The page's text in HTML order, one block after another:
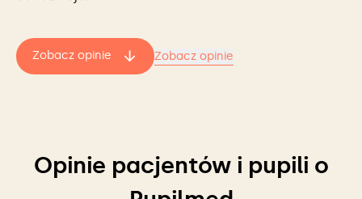
Zobacz opinie Zobacz opinie
Opinie pacjentów i pupili o